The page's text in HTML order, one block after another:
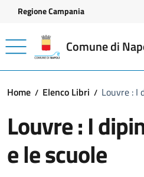
Vai ai contenuti
Vai al footer
Regione Campania
Comune di
Home Elenco Libri Louvre : I
Louvre : I
e le scuole